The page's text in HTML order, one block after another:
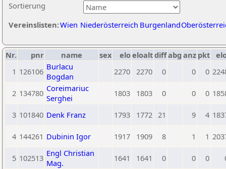
Sortierung
Vereinslisten:Wien Niederösterreich Burgenland
Nr. pnr name sex eloeloaltdiffabg anz pkt
1 126106 Burlacu
Bogdan
2270 2270 0 0 0
2 134780 Coreimariuc
Serghei
1803 1803 0 0 0
3 101840 Denk Franz 1793 1772 21 9 4
4 144261 Dubinin Igor 1917 1909 8 1 1
5 102513 Engl Christian
Mag.
1641 1641 0 0 0